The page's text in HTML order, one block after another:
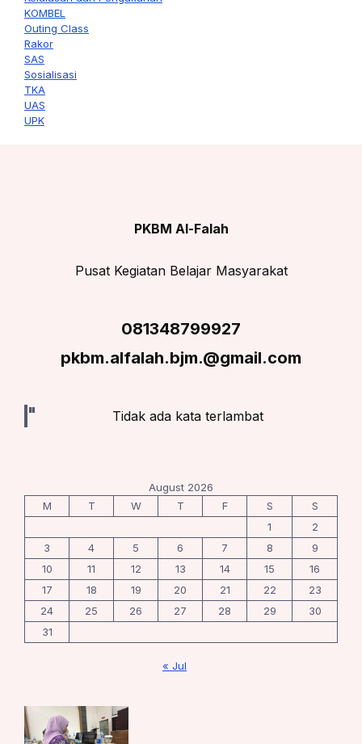
KOMBEL
Outing Class
Rakor
SAS
Sosialisasi
TKA
UAS
UPK
PKBM Al-Falah
Pusat Kegiatan Belajar Masyarakat
081348799927
pkbm.alfalah.bjm.@gmail.com
Tidak ada kata terlambat
August 2026
M
T W T F S
S
1
2
3
4 5 6 7 8
9
10
11 12 13 14 15
16
17
18 19 20 21 22
23
24
25 26 27 28 29
30
31
« Jul